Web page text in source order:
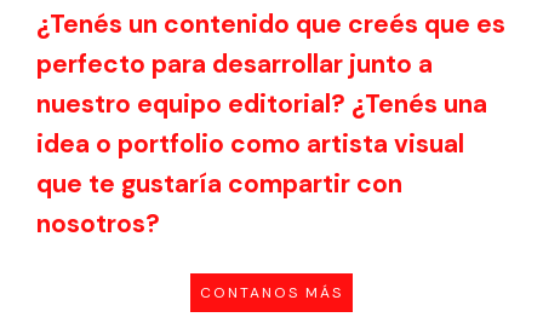
¿Tenés un contenido que creés que es
perfecto para desarrollar junto a
nuestro equipo editorial? ¿Tenés una
idea o portfolio como artista visual
que te gustaría compartir con
nosotros?
CONTANOS MÁS